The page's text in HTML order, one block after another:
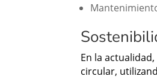
En la
circular,